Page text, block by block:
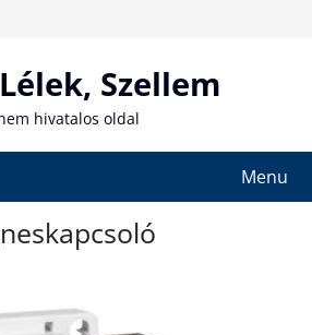
Szellem
hivatalos oldal
Menu